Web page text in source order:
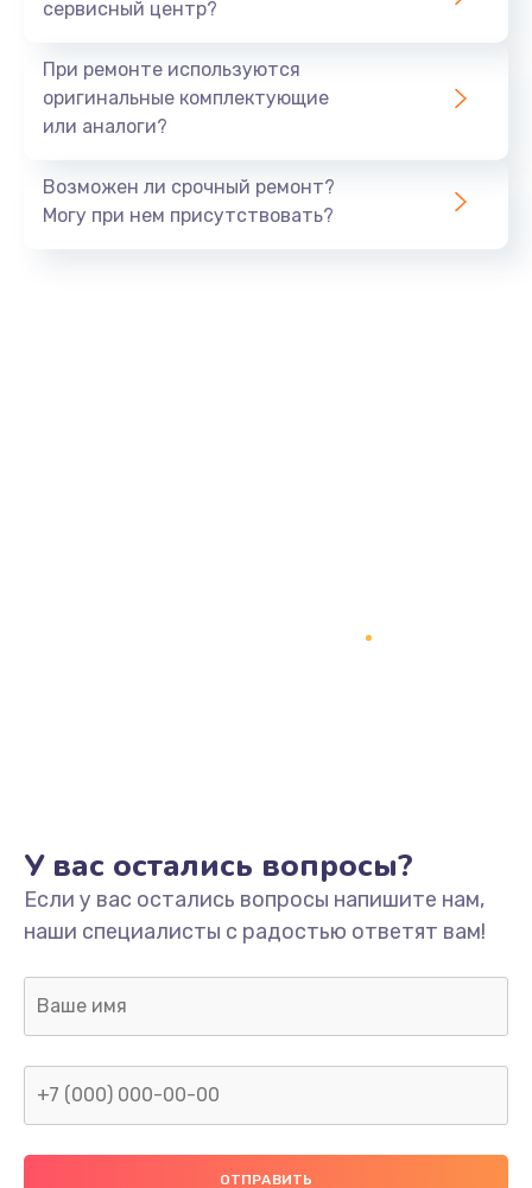
сервисный центр?
При ремонте используются
оригинальные комплектующие
или аналоги?
Возможен ли срочный ремонт?
Могу при нем присутствовать?
У вас остались вопросы?
Если у вас остались вопросы напишите нам,
наши специалисты с радостью ответят вам!